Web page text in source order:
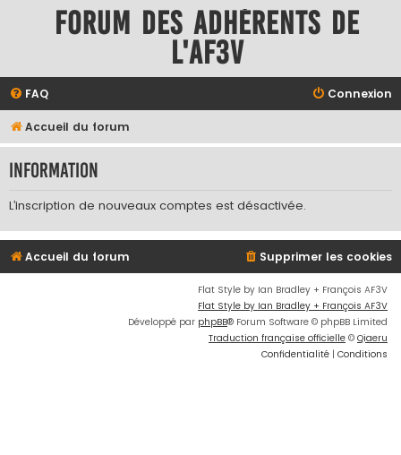
Forum des adhérents de
l'AF3V
FAQ Connexion
Accueil du forum
Information
L’inscription de nouveaux comptes est désactivée.
Accueil du forum Supprimer les cookies
Flat Style by Ian Bradley + François AF3V
Flat Style by Ian Bradley + François AF3V
Développé par phpBB® Forum Software © phpBB Limited
Traduction française officielle © Qiaeru
Confidentialité | Conditions